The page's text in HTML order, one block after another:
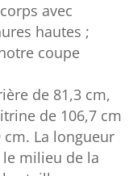
avec
hautes ;
coupe
de 81,3 cm,
de 106,7 cm
La longueur
milieu de la